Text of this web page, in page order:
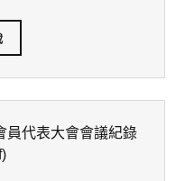
員代表大會會議紀錄